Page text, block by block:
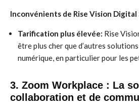
Inconvénients de Rise Vision Digital
Tarification plus élevée: Rise
être plus cher que d’autres
numérique, en particulier pour les
3. Zoom Workplace : La
collaboration et de